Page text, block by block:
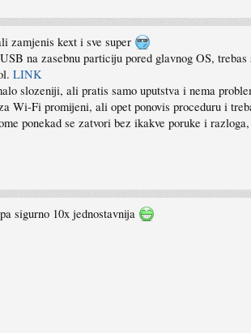
zamjenis kext i sve super
na zasebnu particiju pored glavnog OS,
LINK
slozeniji, ali pratis samo uputstva i nema
Wi-Fi promijeni, ali opet ponovis proceduru i
ponekad se zatvori bez ikakve poruke i
sigurno 10x jednostavnija